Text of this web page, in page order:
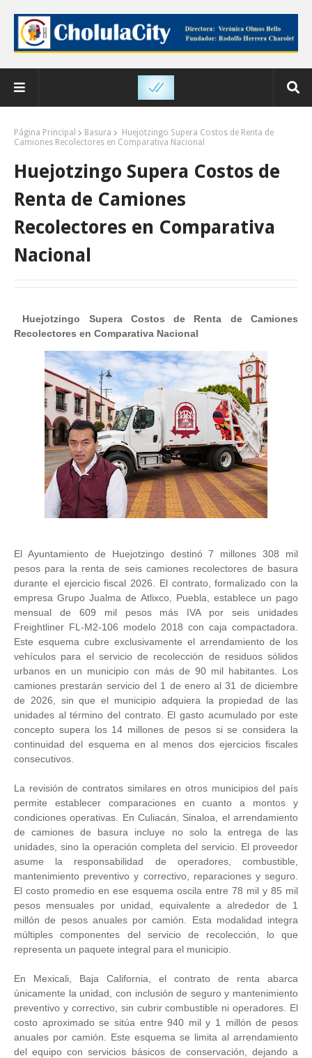
Página Principal Basura
Huejotzingo Supera Costos de Renta de
Camiones Recolectores en Comparativa Nacional
Huejotzingo Supera Costos de
Renta de Camiones
Recolectores en Comparativa
Nacional
Huejotzingo Supera Costos de Renta de Camiones
Recolectores en Comparativa Nacional
El Ayuntamiento de Huejotzingo destinó 7 millones 308 mil
pesos para la renta de seis camiones recolectores de basura
durante el ejercicio fiscal 2026. El contrato, formalizado con la
empresa Grupo Jualma de Atlixco, Puebla, establece un pago
mensual de 609 mil pesos más IVA por seis unidades
Freightliner FL-M2-106 modelo 2018 con caja compactadora.
Este esquema cubre exclusivamente el arrendamiento de los
vehículos para el servicio de recolección de residuos sólidos
urbanos en un municipio con más de 90 mil habitantes. Los
camiones prestarán servicio del 1 de enero al 31 de diciembre
de 2026, sin que el municipio adquiera la propiedad de las
unidades al término del contrato. El gasto acumulado por este
concepto supera los 14 millones de pesos si se considera la
continuidad del esquema en al menos dos ejercicios fiscales
consecutivos.
La revisión de contratos similares en otros municipios del país
permite establecer comparaciones en cuanto a montos y
condiciones operativas. En Culiacán, Sinaloa, el arrendamiento
de camiones de basura incluye no solo la entrega de las
unidades, sino la operación completa del servicio. El proveedor
asume la responsabilidad de operadores, combustible,
mantenimiento preventivo y correctivo, reparaciones y seguro.
El costo promedio en ese esquema oscila entre 78 mil y 85 mil
pesos mensuales por unidad, equivalente a alrededor de 1
millón de pesos anuales por camión. Esta modalidad integra
múltiples componentes del servicio de recolección, lo que
representa un paquete integral para el municipio.
En Mexicali, Baja California, el contrato de renta abarca
únicamente la unidad, con inclusión de seguro y mantenimiento
preventivo y correctivo, sin cubrir combustible ni operadores. El
costo aproximado se sitúa entre 940 mil y 1 millón de pesos
anuales por camión. Este esquema se limita al arrendamiento
del equipo con servicios básicos de conservación, dejando a